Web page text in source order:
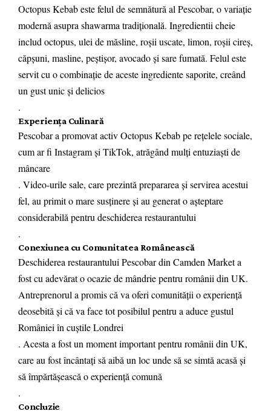
Octopus Kebab este felul de semnătură al Pescobar, o variație
modernă asupra shawarma tradițională. Ingredientii cheie
includ octopus, ulei de măsline, roșii uscate, limon, roșii cireș,
căpșuni, masline, peștișor, avocado și sare fumată. Felul este
servit cu o combinație de aceste ingrediente saporite, creând
un gust unic și delicios
.
Experiența Culinară
Pescobar a promovat activ Octopus Kebab pe rețelele sociale,
cum ar fi Instagram și TikTok, atrăgând mulți entuziaști de
mâncare
. Video-urile sale, care prezintă prepararea și servirea acestui
fel, au primit o mare susținere și au generat o așteptare
considerabilă pentru deschiderea restaurantului
.
Conexiunea cu Comunitatea Românească
Deschiderea restaurantului Pescobar din Camden Market a
fost cu adevărat o ocazie de mândrie pentru românii din UK.
Antreprenorul a promis că va oferi comunității o experiență
deosebită și că va face tot posibilul pentru a aduce gustul
României în cuștile Londrei
. Acesta a fost un moment important pentru românii din UK,
care au fost încântați să aibă un loc unde să se simtă acasă și
să împărtășească o experiență comună
.
Concluzie